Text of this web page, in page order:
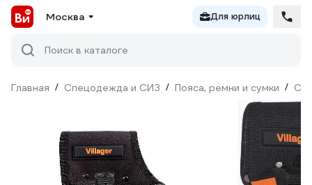
Москва Для юрлиц
Поиск в каталоге
Главная / Спецодежда и СИЗ / Пояса, ремни и сумки /